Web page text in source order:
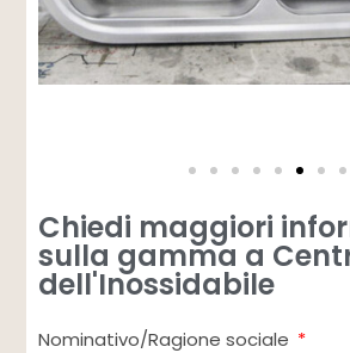
Chiedi maggiori
sulla gamma a
dell'Inossidabile
Nominativo/Ragione sociale